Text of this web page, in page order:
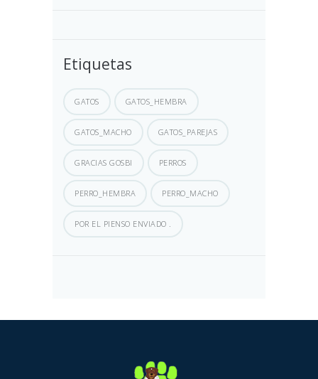
Etiquetas
GATOS GATOS_HEMBRA
GATOS_MACHO GATOS_PAREJAS
GRACIAS GOSBI PERROS
PERRO_HEMBRA PERRO_MACHO
POR EL PIENSO ENVIADO .